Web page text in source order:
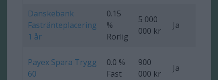
Danskebank
Fastränteplacering
1 år
0.15
%
Rörlig
5 000
000 kr
Ja
Payex Spara Trygg
60
0.0 %
Fast
900
000 kr
Ja